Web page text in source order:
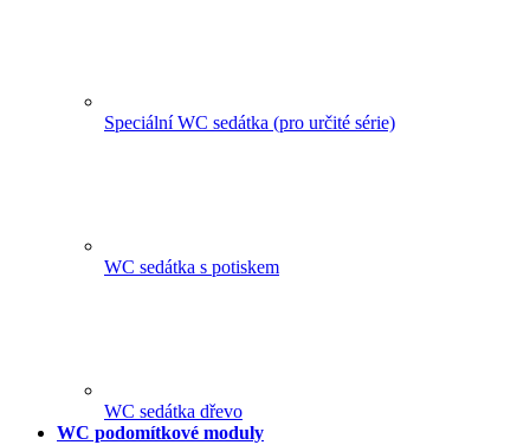
Speciální WC sedátka (pro určité série)
WC sedátka s potiskem
WC sedátka dřevo
WC podomítkové moduly